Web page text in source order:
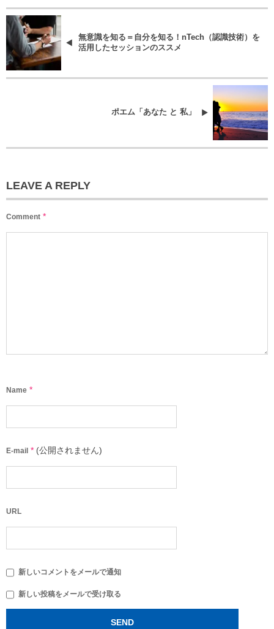
無意識を知る＝自分を知る！nTech（認識技術）を
活用したセッションのススメ
ポエム「あなた と 私」
LEAVE A REPLY
Comment *
Name *
E-mail * (公開されません)
URL
新しいコメントをメールで通知
新しい投稿をメールで受け取る